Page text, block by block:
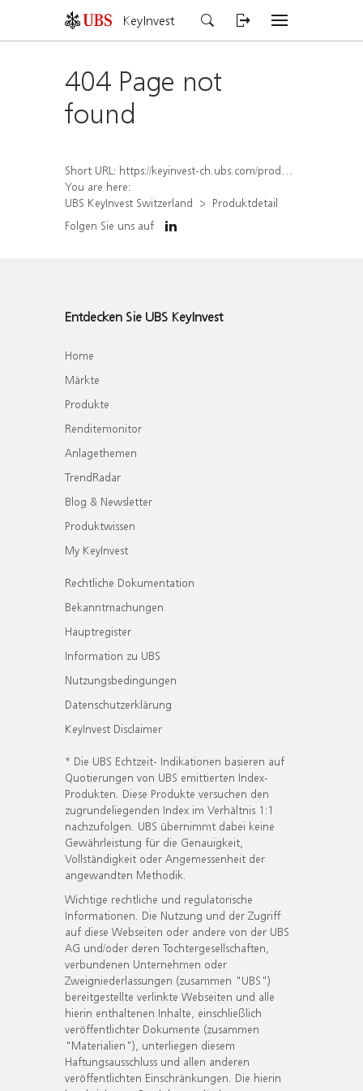
KeyInvest
404 Page not
found
Short URL: https://keyinvest-ch.ubs.com/produkt/detail/index/isin/CH1570529714
You are here:
UBS KeyInvest Switzerland
Produktdetail
Folgen Sie uns auf
Entdecken Sie UBS KeyInvest
Home
Märkte
Produkte
Renditemonitor
Anlagethemen
TrendRadar
Blog & Newsletter
Produktwissen
My KeyInvest
Rechtliche Dokumentation
Bekanntmachungen
Hauptregister
Information zu UBS
Nutzungsbedingungen
Datenschutzerklärung
KeyInvest Disclaimer
* Die UBS Echtzeit- Indikationen basieren auf
Quotierungen von UBS emittierten Index-
Produkten. Diese Produkte versuchen den
zugrundeliegenden Index im Verhältnis 1:1
nachzufolgen. UBS übernimmt dabei keine
Gewährleistung für die Genauigkeit,
Vollständigkeit oder Angemessenheit der
angewandten Methodik.
Wichtige rechtliche und regulatorische
Informationen. Die Nutzung und der Zugriff
auf diese Webseiten oder andere von der UBS
AG und/oder deren Tochtergesellschaften,
verbundenen Unternehmen oder
Zweigniederlassungen (zusammen "UBS")
bereitgestellte verlinkte Webseiten und alle
hierin enthaltenen Inhalte, einschließlich
veröffentlichter Dokumente (zusammen
"Materialien"), unterliegen diesem
Haftungsausschluss und allen anderen
veröffentlichten Einschränkungen. Die hierin